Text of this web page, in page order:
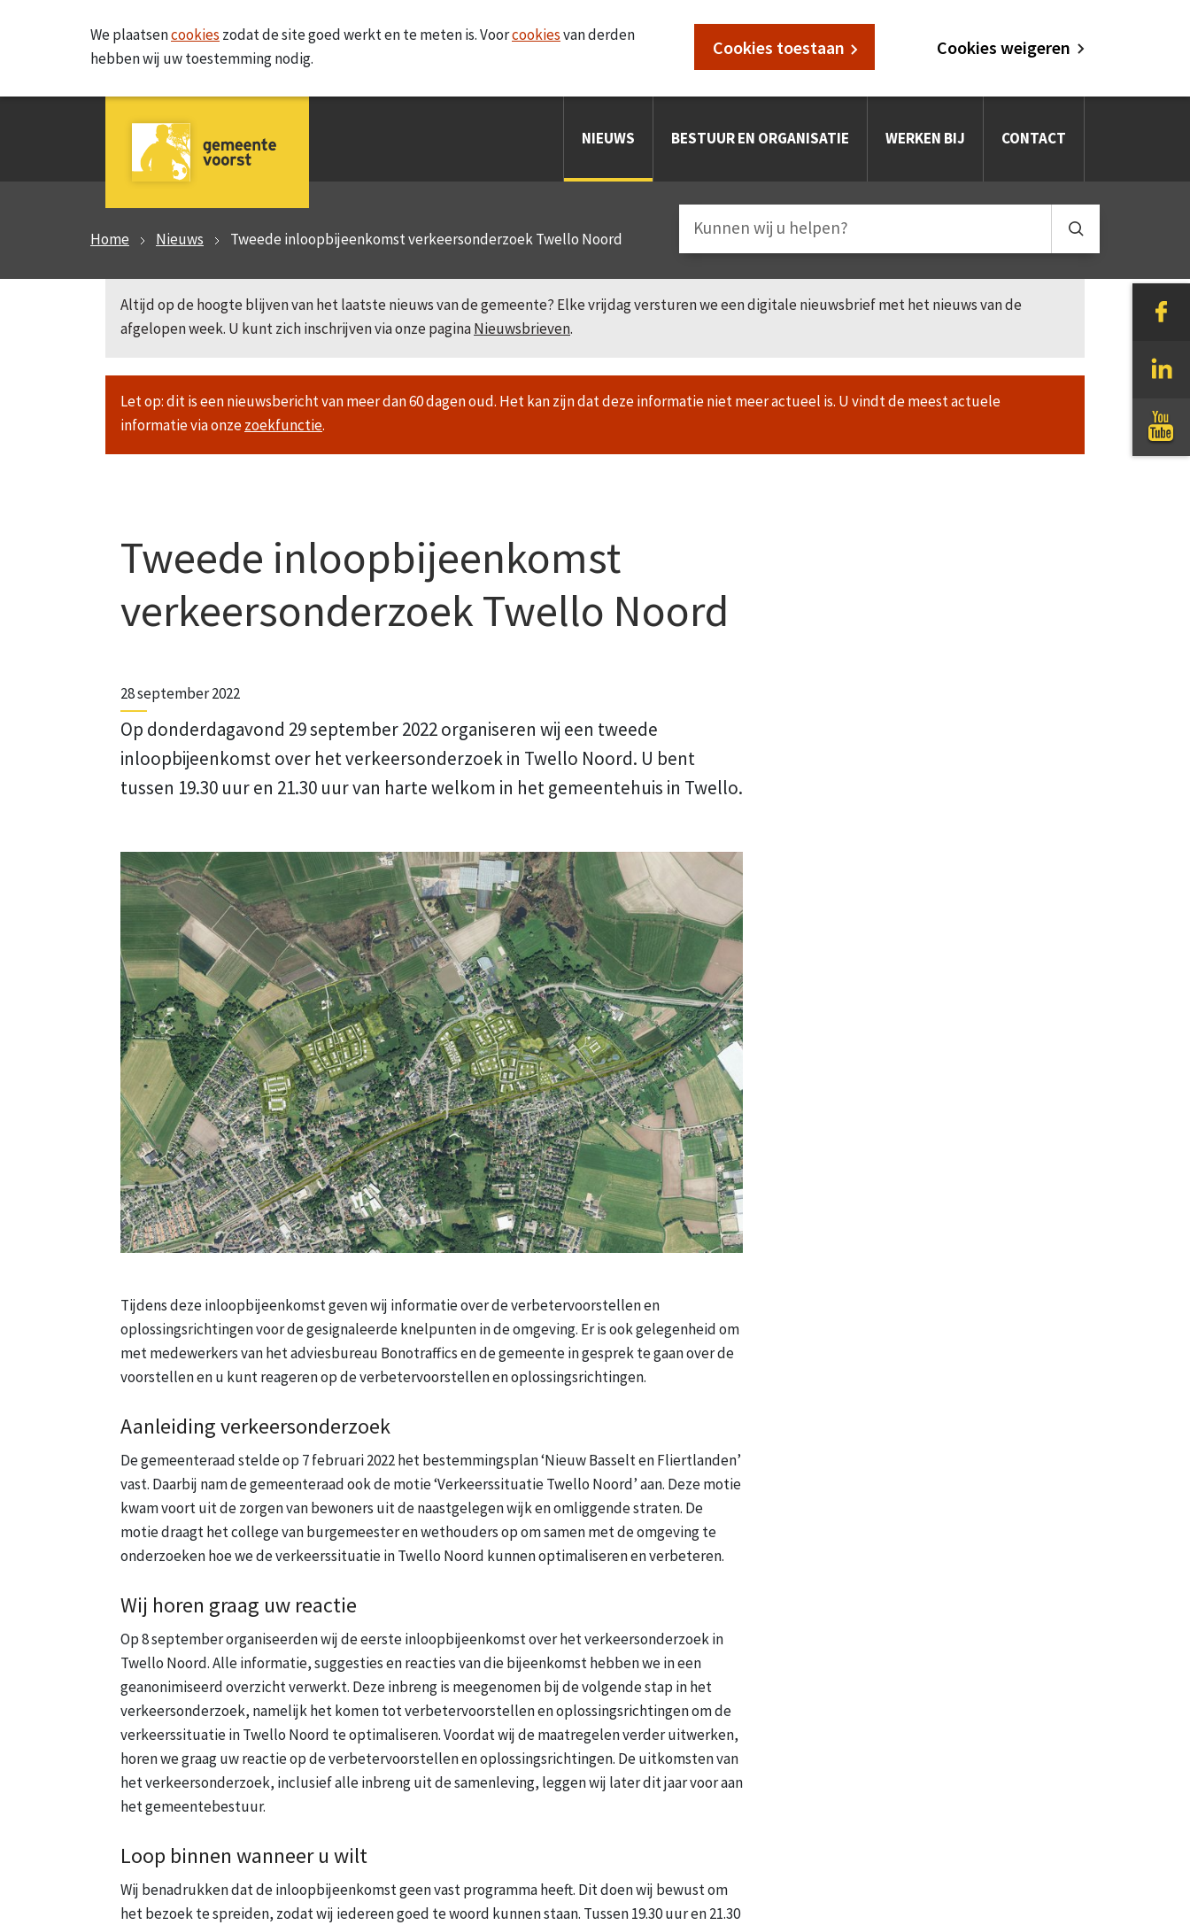
We plaatsencookies zodat de site goed werkt en te meten is. Voorcookiesvan derden
hebben wij uw toestemming nodig.
Cookies toestaan Cookies weigeren
NIEUWS BESTUUR EN ORGANISATIE WERKEN BIJ CONTACT
Home Nieuws Tweede inloopbijeenkomst verkeersonderzoek Twello Noord
Altijd op de hoogte blijven van het laatste nieuws van de gemeente? Elke vrijdag versturen we een digitale nieuwsbrief met het nieuws van de
afgelopen week. U kunt zich inschrijven via onze paginaNieuwsbrieven.
Let op: dit is een nieuwsbericht van meer dan 60 dagen oud. Het kan zijn dat deze informatie niet meer actueel is. U vindt de meest actuele
informatie via onzezoekfunctie.
Tweede inloopbijeenkomst
verkeersonderzoek Twello Noord
28 september 2022
Op donderdagavond 29 september 2022 organiseren wij een tweede
inloopbijeenkomst over het verkeersonderzoek in Twello Noord. U bent
tussen 19.30 uur en 21.30 uur van harte welkom in het gemeentehuis in Twello.
Tijdens deze inloopbijeenkomst geven wij informatie over de verbetervoorstellen en
oplossingsrichtingen voor de gesignaleerde knelpunten in de omgeving. Er is ook gelegenheid om
met medewerkers van het adviesbureau Bonotraffics en de gemeente in gesprek te gaan over de
voorstellen en u kunt reageren op de verbetervoorstellen en oplossingsrichtingen.
Aanleiding verkeersonderzoek
De gemeenteraad stelde op 7 februari 2022 het bestemmingsplan ‘Nieuw Basselt en Fliertlanden’
vast. Daarbij nam de gemeenteraad ook de motie ‘Verkeerssituatie Twello Noord’ aan. Deze motie
kwam voort uit de zorgen van bewoners uit de naastgelegen wijk en omliggende straten. De
motie draagt het college van burgemeester en wethouders op om samen met de omgeving te
onderzoeken hoe we de verkeerssituatie in Twello Noord kunnen optimaliseren en verbeteren.
Wij horen graag uw reactie
Op 8 september organiseerden wij de eerste inloopbijeenkomst over het verkeersonderzoek in
Twello Noord. Alle informatie, suggesties en reacties van die bijeenkomst hebben we in een
geanonimiseerd overzicht verwerkt. Deze inbreng is meegenomen bij de volgende stap in het
verkeersonderzoek, namelijk het komen tot verbetervoorstellen en oplossingsrichtingen om de
verkeerssituatie in Twello Noord te optimaliseren. Voordat wij de maatregelen verder uitwerken,
horen we graag uw reactie op de verbetervoorstellen en oplossingsrichtingen. De uitkomsten van
het verkeersonderzoek, inclusief alle inbreng uit de samenleving, leggen wij later dit jaar voor aan
het gemeentebestuur.
Loop binnen wanneer u wilt
Wij benadrukken dat de inloopbijeenkomst geen vast programma heeft. Dit doen wij bewust om
het bezoek te spreiden, zodat wij iedereen goed te woord kunnen staan. Tussen 19.30 uur en 21.30